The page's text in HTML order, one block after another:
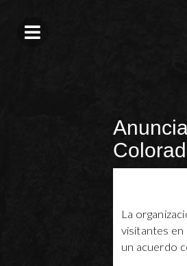
La
visitantes en
un acuerdo